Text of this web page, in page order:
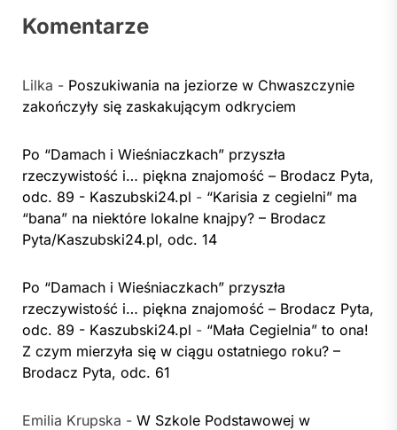
Komentarze
Lilka - Poszukiwania na jeziorze w Chwaszczynie
zakończyły się zaskakującym odkryciem
Po “Damach i Wieśniaczkach” przyszła
rzeczywistość i… piękna znajomość – Brodacz Pyta,
odc. 89 - Kaszubski24.pl - “Karisia z cegielni” ma
“bana” na niektóre lokalne knajpy? – Brodacz
Pyta/Kaszubski24.pl, odc. 14
Po “Damach i Wieśniaczkach” przyszła
rzeczywistość i… piękna znajomość – Brodacz Pyta,
odc. 89 - Kaszubski24.pl - “Mała Cegielnia” to ona!
Z czym mierzyła się w ciągu ostatniego roku? –
Brodacz Pyta, odc. 61
Emilia Krupska - W Szkole Podstawowej w